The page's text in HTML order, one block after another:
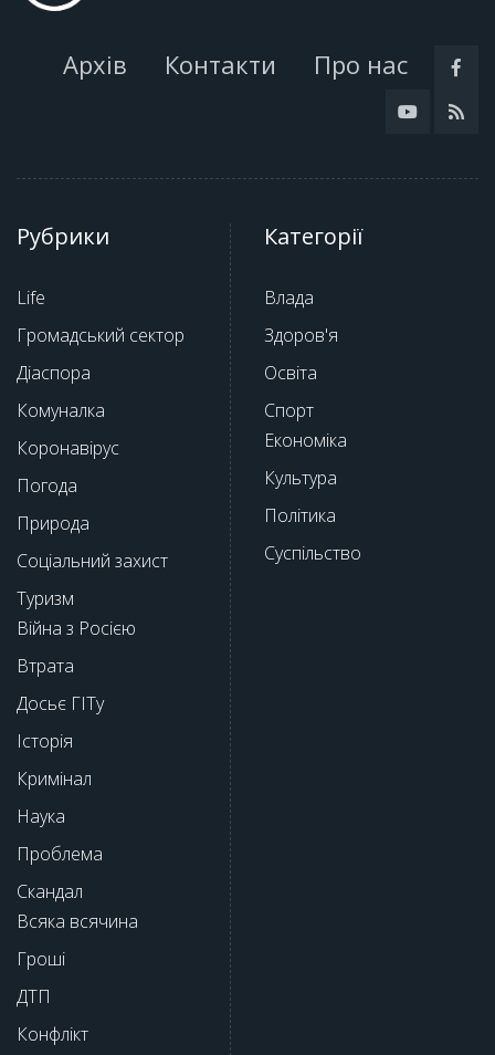
Архів Контакти Про нас
Рубрики
Life
Громадський сектор
Діаспора
Комуналка
Коронавірус
Погода
Природа
Соціальний захист
Туризм
Війна з Росією
Втрата
Досьє ГІТу
Історія
Кримінал
Наука
Проблема
Скандал
Всяка всячина
Гроші
ДТП
Конфлікт
Категорії
Влада
Здоров'я
Освіта
Спорт
Економіка
Культура
Політика
Суспільство